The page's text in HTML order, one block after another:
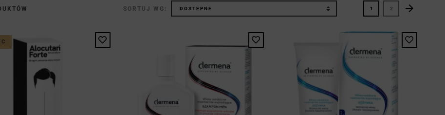
SORTUJ WG: 1 2 Następny
arrow_forward